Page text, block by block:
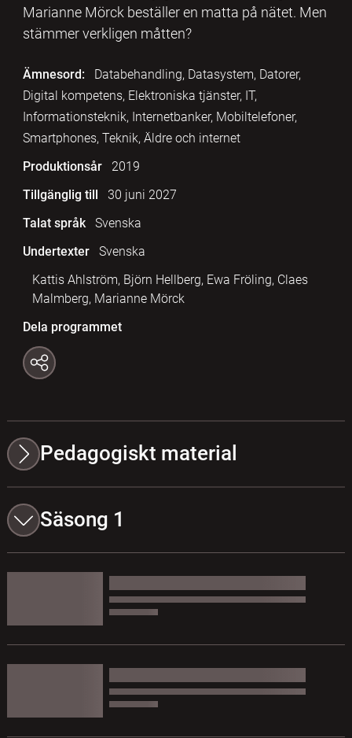
Marianne Mörck beställer en matta på nätet. Men
stämmer verkligen måtten?
Ämnesord:
Databehandling, Datasystem, Datorer,
Digital kompetens, Elektroniska tjänster, IT,
Informationsteknik, Internetbanker, Mobiltelefoner,
Smartphones, Teknik, Äldre och internet
Produktionsår
2019
Tillgänglig till
30 juni 2027
Talat språk
Svenska
Undertexter
Svenska
Kattis Ahlström, Björn Hellberg, Ewa Fröling, Claes
Malmberg, Marianne Mörck
Dela programmet
Pedagogiskt material
Säsong 1